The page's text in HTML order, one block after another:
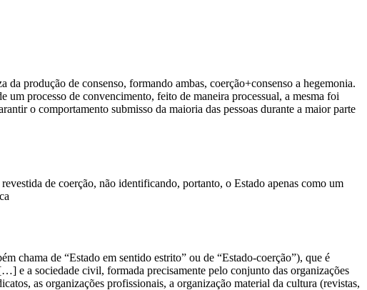
produção de consenso, formando ambas, coerção+consenso a hegemonia.
processo de convencimento, feito de maneira processual, a mesma foi
o comportamento submisso da maioria das pessoas durante a maior parte
de coerção, não identificando, portanto, o Estado apenas como um
chama de “Estado em sentido estrito” ou de “Estado-coerção”), que é
e a sociedade civil, formada precisamente pelo conjunto das organizações
as organizações profissionais, a organização material da cultura (revistas,